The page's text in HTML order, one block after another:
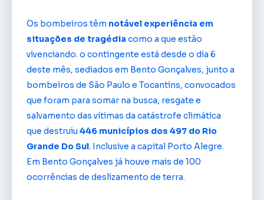
Os bombeiros têm notável experiência em
situações de tragédia como a que estão
vivenciando. o contingente está desde o dia 6
deste mês, sediados em Bento Gonçalves, junto a
bombeiros de São Paulo e Tocantins, convocados
que foram para somar na busca, resgate e
salvamento das vítimas da catástrofe climática
que destruiu 446 municípios dos 497 do Rio
Grande Do Sul. Inclusive a capital Porto Alegre.
Em Bento Gonçalves já houve mais de 100
ocorrências de deslizamento de terra.